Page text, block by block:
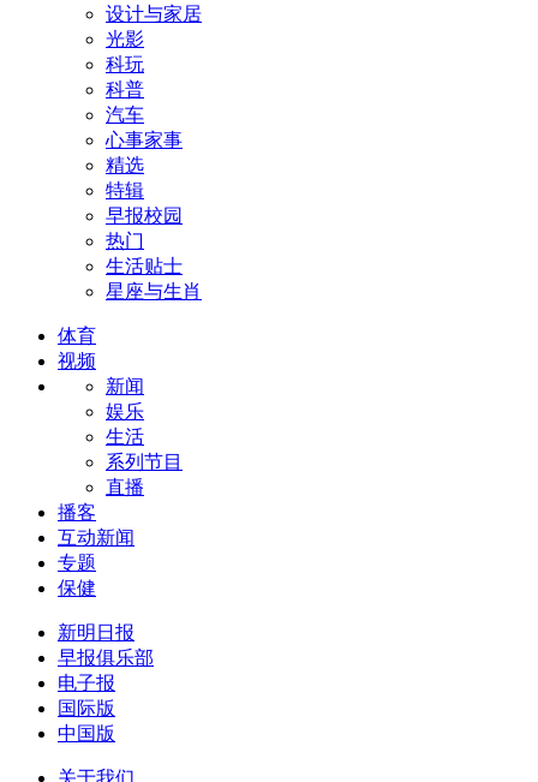
设计与家居
光影
科玩
科普
汽车
心事家事
精选
特辑
早报校园
热门
生活贴士
星座与生肖
体育
视频
新闻
娱乐
生活
系列节目
直播
播客
互动新闻
专题
保健
新明日报
早报俱乐部
电子报
国际版
中国版
关于我们